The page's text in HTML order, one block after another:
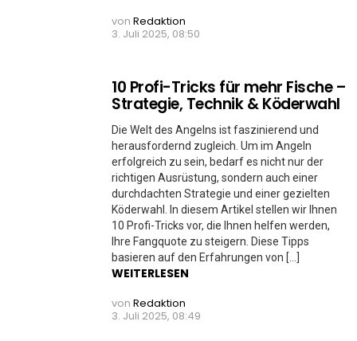
von Redaktion
3. Juli 2025, 08:50
10 Profi-Tricks für mehr Fische –
Strategie, Technik & Köderwahl
Die Welt des Angelns ist faszinierend und
herausfordernd zugleich. Um im Angeln
erfolgreich zu sein, bedarf es nicht nur der
richtigen Ausrüstung, sondern auch einer
durchdachten Strategie und einer gezielten
Köderwahl. In diesem Artikel stellen wir Ihnen
10 Profi-Tricks vor, die Ihnen helfen werden,
Ihre Fangquote zu steigern. Diese Tipps
basieren auf den Erfahrungen von […]
WEITERLESEN
von Redaktion
3. Juli 2025, 08:49